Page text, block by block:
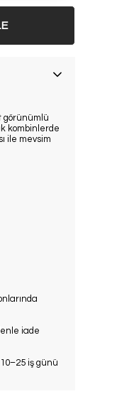
görünümlü
kombinlerde
ile mevsim
iade
iş günü